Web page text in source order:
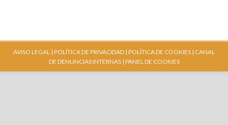
AVISO LEGAL | POLÍTICA DE PRIVACIDAD | POLÍTICA DE COOKIES | CANAL
DE DENUNCIAS INTERNAS| PANEL DE COOKIES